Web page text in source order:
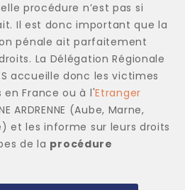
procédure n’est pas si
Il est donc important que la
pénale ait parfaitement
La Délégation Régionale
accueille donc les victimes
en France ou à l'Etranger
ARDRENNE (Aube, Marne,
et les informe sur leurs droits
de la procédure